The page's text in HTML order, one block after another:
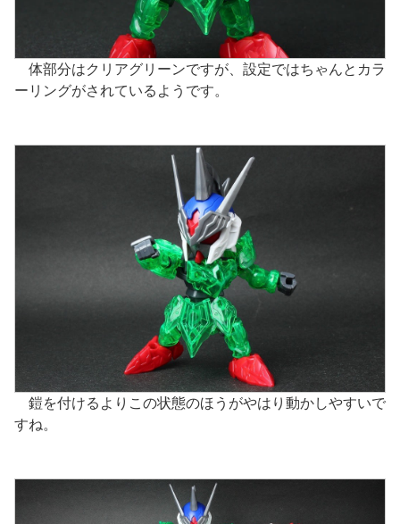
体部分はクリアグリーンですが、設定ではちゃんとカラ
ーリングがされているようです。
鎧を付けるよりこの状態のほうがやはり動かしやすいで
すね。